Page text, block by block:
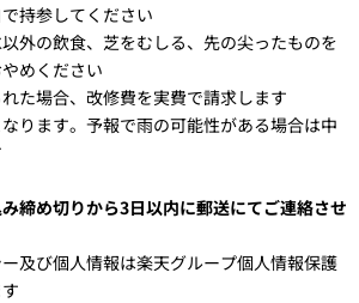
持参してください
外の飲食、芝をむしる、先の尖ったものを
めください
た場合、改修費を実費で請求します
ります。予報で雨の可能性がある場合は中
み締め切りから3日以内に郵送にてご連絡させ
及び個人情報は楽天グループ個人情報保護